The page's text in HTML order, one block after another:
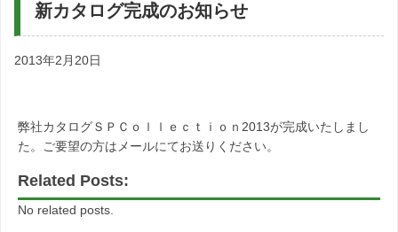
新カタログ完成のお知らせ
2013年2月20日
弊社カタログＳＰＣｏｌｌｅｃｔｉｏｎ2013が完成いたしまし
た。ご要望の方はメールにてお送りください。
Related Posts:
No related posts.